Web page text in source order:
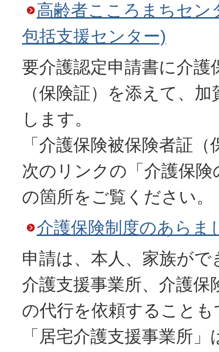
高齢者こころまちセン
包括支援センター)
要介護認定申請書に介護
（保険証）を添えて、
します。
「介護保険被保険者証
次のリンクの「介護保険
の箇所をご覧ください。
介護保険制度のあらま
申請は、本人、家族が
介護支援事業所、介護保
の代行を依頼すること
「居宅介護支援事業所